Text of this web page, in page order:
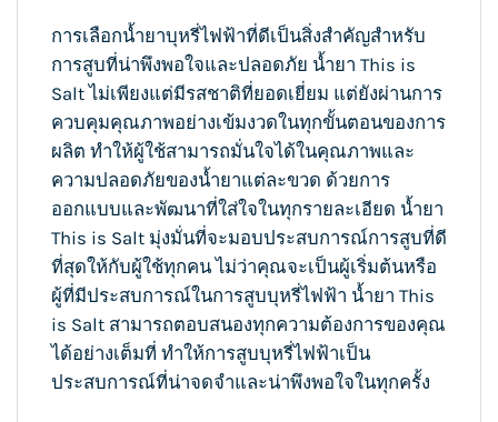
การเลือกน้ำยาบุหรี่ไฟฟ้าที่ดีเป็นสิ่งสำคัญสำหรับ
การสูบที่น่าพึงพอใจและปลอดภัย น้ำยา This is
Salt ไม่เพียงแต่มีรสชาติที่ยอดเยี่ยม แต่ยังผ่านการ
ควบคุมคุณภาพอย่างเข้มงวดในทุกขั้นตอนของการ
ผลิต ทำให้ผู้ใช้สามารถมั่นใจได้ในคุณภาพและ
ความปลอดภัยของน้ำยาแต่ละขวด ด้วยการ
ออกแบบและพัฒนาที่ใส่ใจในทุกรายละเอียด น้ำยา
This is Salt มุ่งมั่นที่จะมอบประสบการณ์การสูบที่ดี
ที่สุดให้กับผู้ใช้ทุกคน ไม่ว่าคุณจะเป็นผู้เริ่มต้นหรือ
ผู้ที่มีประสบการณ์ในการสูบบุหรี่ไฟฟ้า น้ำยา This
is Salt สามารถตอบสนองทุกความต้องการของคุณ
ได้อย่างเต็มที่ ทำให้การสูบบุหรี่ไฟฟ้าเป็น
ประสบการณ์ที่น่าจดจำและน่าพึงพอใจในทุกครั้ง